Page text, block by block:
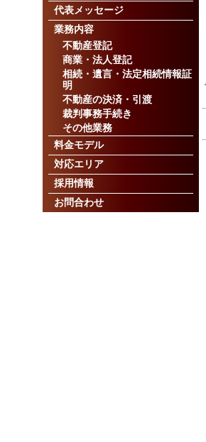
代表メッセージ
業務内容
不動産登記
商業・法人登記
相続・遺言・法定相続情報証
明
不動産の決済・引渡
裁判事務手続き
その他業務
料金モデル
対応エリア
採用情報
お問合わせ